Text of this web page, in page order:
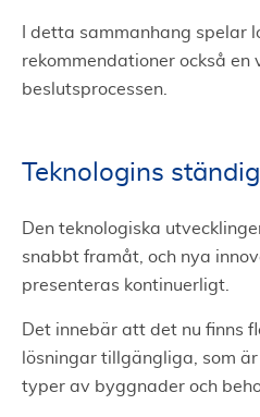
I detta sammanhang spelar
rekommendationer också en
beslutsprocessen.
Teknologins
Den teknologiska
snabbt framåt, och nya
presenteras kontinuerligt.
Det innebär att det nu finns
lösningar tillgängliga, som
typer av byggnader och